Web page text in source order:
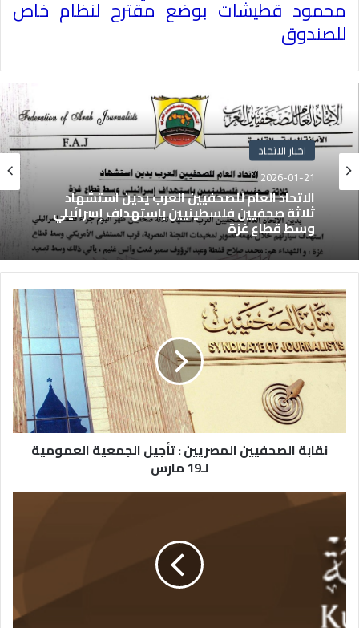
محمود قطيشات بوضع مقترح لنظام خاص
للصندوق
اخبار الاتحاد
2026-01-21
الاتحاد العام للصحفيين العرب يدين استشهاد
ثلاثة صحفيين فلسطينيين باستهداف إسرائيلي
وسط قطاع غزة
نقابة الصحفيين المصريين : تأجيل الجمعية العمومية
لـ19 مارس